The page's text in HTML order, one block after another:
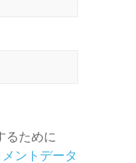
るために
メントデータ